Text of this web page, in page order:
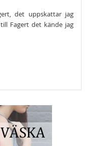
det uppskattar jag
Fagert det kände jag